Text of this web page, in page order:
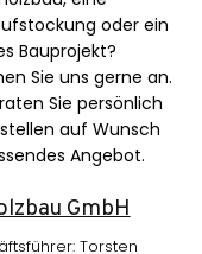
oder ein
Bauprojekt?
Sie uns gerne an.
Sie persönlich
auf Wunsch
Angebot.
GmbH
Torsten